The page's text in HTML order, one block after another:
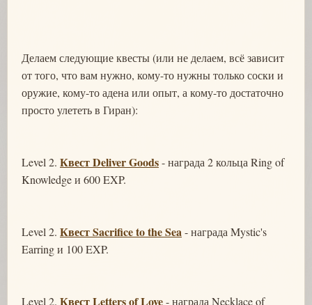
Делаем следующие квесты (или не делаем, всё зависит
от того, что вам нужно, кому-то нужны только соски и
оружие, кому-то адена или опыт, а кому-то достаточно
просто улететь в Гиран):
Level 2. Квест Deliver Goods- награда 2 кольца Ring of
Knowledge и 600 EXP.
Level 2. Квест Sacrifice to the Sea- награда Mystic's
Earring и 100 EXP.
Level 2. Квест Letters of Love- награда Necklace of